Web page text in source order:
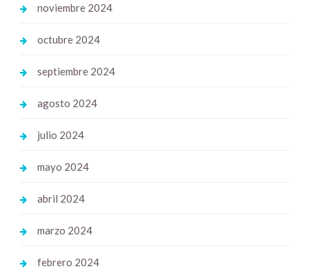
noviembre 2024
octubre 2024
septiembre 2024
agosto 2024
julio 2024
mayo 2024
abril 2024
marzo 2024
febrero 2024